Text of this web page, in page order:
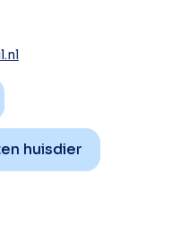
huisdier